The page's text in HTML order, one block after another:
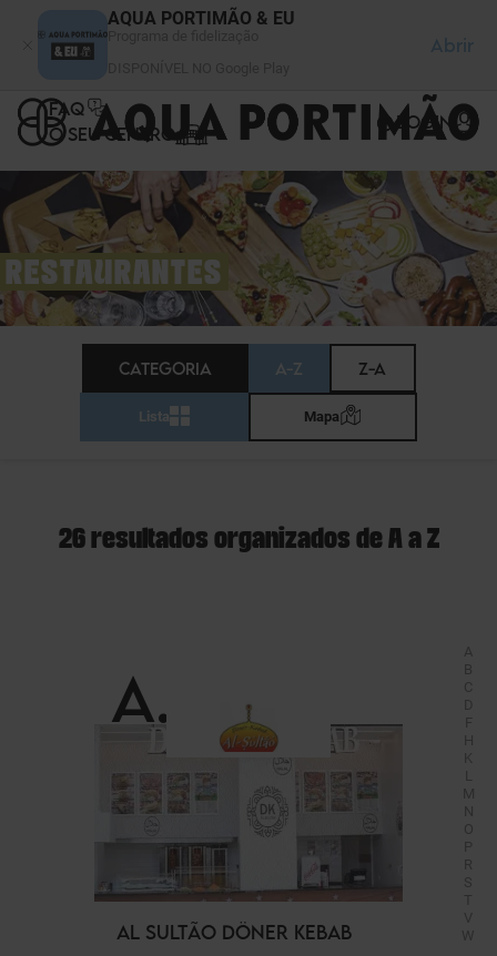
AQUA PORTIMÃO & EU
Abrir
FAQ
O SEU CENTRO
LOGIN
RESTAURANTES
CATEGORIA A-Z Z-A
Lista Mapa
26 resultados organizados de A a Z
A
B
C
D
F
H
L
M
N
O
P
R
S
T
V
W
A.
AL SULTÃO DÖNER KEBAB
Painel de Gerenciamento de Cookies